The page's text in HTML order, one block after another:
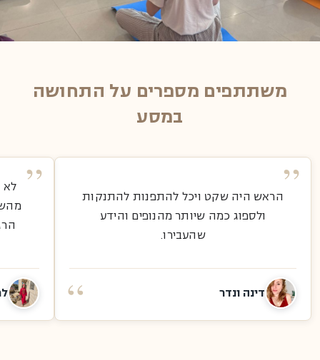
משתתפים מספרים על התחושה
במסע
הראש היה שקט ויכל להתפנות להתנקות
ולספוג כמה שיותר מהנופים והידע
שהעבירו.
דינה ונדר
לא